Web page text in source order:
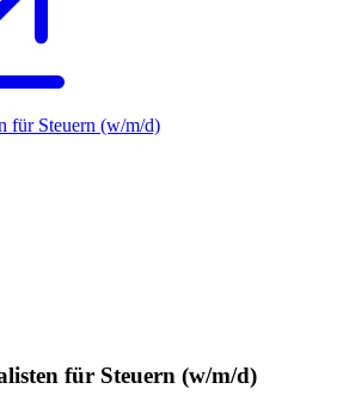
für Steuern (w/m/d)
für Steuern (w/m/d)